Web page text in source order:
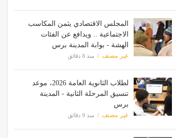
المجلس الاقتصادي يثمن المكاسب
الاجتماعية .. ويدافع عن الفئات
الهشة - بوابة المدينة برس
غير مصنف منذ 8 دقائق
لطلاب الثانوية العامة 2026، موعد
تنسيق المرحلة الثانية - المدينة
برس
غير مصنف منذ 9 دقائق